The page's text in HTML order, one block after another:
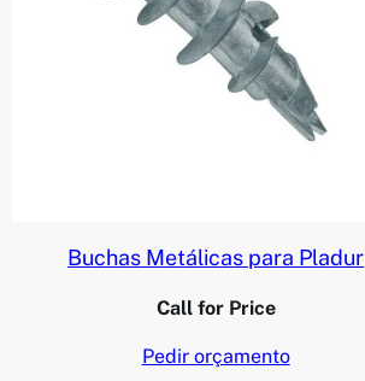
Buchas Metálicas para Pladur
Call for Price
Pedir orçamento